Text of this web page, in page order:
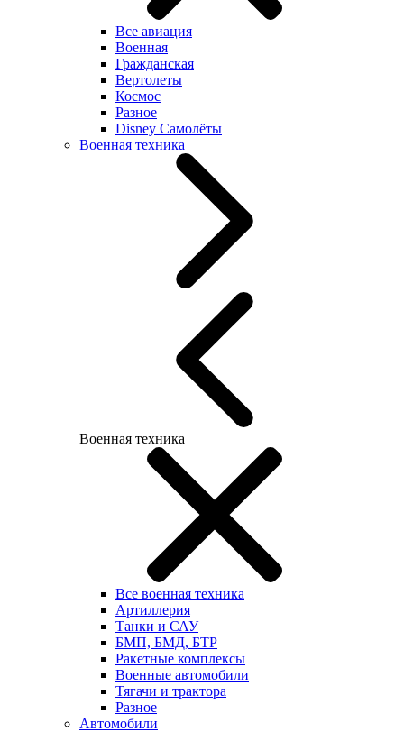
Все авиация
Военная
Гражданская
Вертолеты
Космос
Разное
Disney Самолёты
Военная техника
Военная техника
Все военная техника
Артиллерия
Танки и САУ
БМП, БМД, БТР
Ракетные комплексы
Военные автомобили
Тягачи и трактора
Разное
Автомобили